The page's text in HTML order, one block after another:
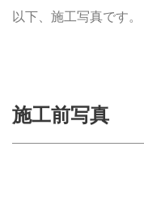
以下、施工写真です。
施工前写真